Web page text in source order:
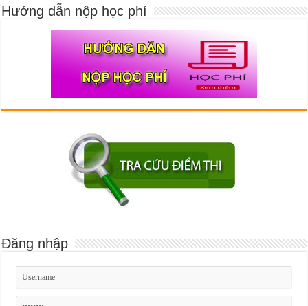
Hướng dẫn nộp học phí
Đăng nhập